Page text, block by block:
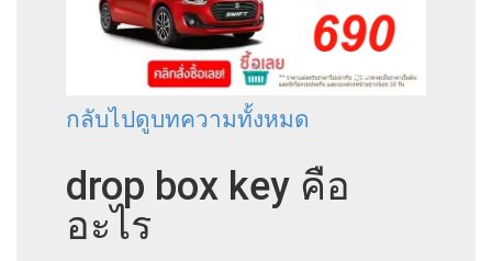
กลับไปดูบทความทั้งหมด
drop box key คือ
อะไร